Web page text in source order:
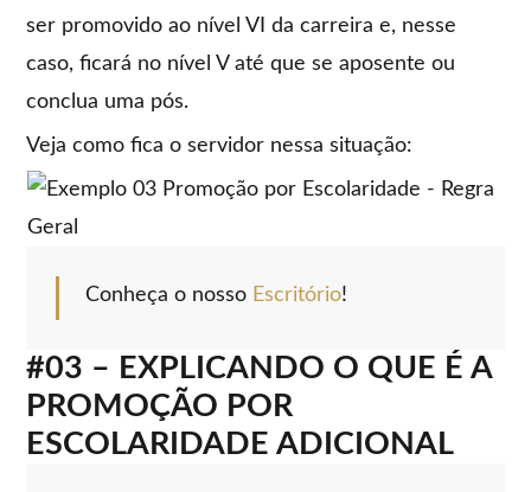
ser promovido ao nível VI da carreira e, nesse
caso, ficará no nível V até que se aposente ou
conclua uma pós.
Veja como fica o servidor nessa situação:
Conheça o nosso Escritório!
#03 – EXPLICANDO O QUE É A
PROMOÇÃO POR
ESCOLARIDADE ADICIONAL